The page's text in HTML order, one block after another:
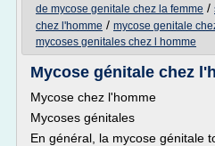
de mycose genitale chez la femme /
chez l'homme / mycose genitale
mycoses genitales chez l homme
Mycose génitale chez
Mycose chez l'homme
Mycoses génitales
En général, la mycose génitale